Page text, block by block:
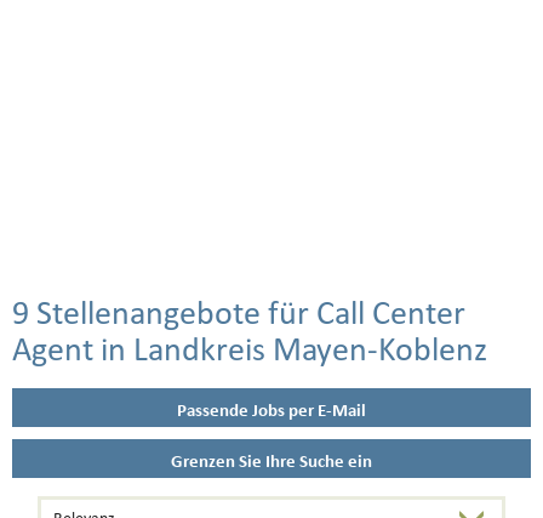
9 Stellenangebote für Call Center
Agent in Landkreis Mayen-Koblenz
Passende Jobs per E-Mail
Grenzen Sie Ihre Suche ein